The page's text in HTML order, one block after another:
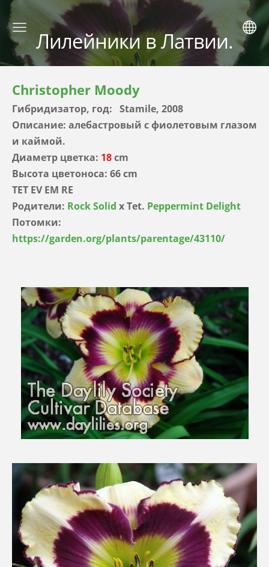
Лилейники в Латвии.
Christopher Moody
Гибридизатор, год: Stamile, 2008
Описание: алебастровый с фиолетовым глазом
и каймой.
Диаметр цветка: 18cm
Высота цветоноса: 66 cm
TET EV EM RE
Родители: Rock Solid x Tet. Peppermint Delight
Потомки:
https://garden.org/plants/parentage/43110/